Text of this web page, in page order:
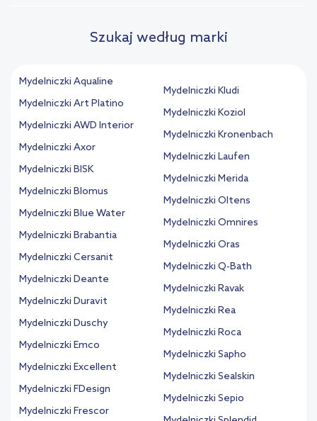
Szukaj według marki
Mydelniczki Aqualine
Mydelniczki Art Platino
Mydelniczki AWD Interior
Mydelniczki Axor
Mydelniczki BISK
Mydelniczki Blomus
Mydelniczki Blue Water
Mydelniczki Brabantia
Mydelniczki Cersanit
Mydelniczki Deante
Mydelniczki Duravit
Mydelniczki Duschy
Mydelniczki Emco
Mydelniczki Excellent
Mydelniczki FDesign
Mydelniczki Frescor
Mydelniczki Kludi
Mydelniczki Koziol
Mydelniczki Kronenbach
Mydelniczki Laufen
Mydelniczki Merida
Mydelniczki Oltens
Mydelniczki Omnires
Mydelniczki Oras
Mydelniczki Q-Bath
Mydelniczki Ravak
Mydelniczki Rea
Mydelniczki Roca
Mydelniczki Sapho
Mydelniczki Sealskin
Mydelniczki Sepio